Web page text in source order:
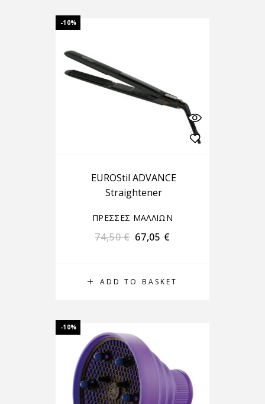
-10%
ADD TO BASKET
EUROStil ADVANCE
Straightener
ΠΡΕΣΣΕΣ ΜΑΛΛΙΩΝ
74,50€ 67,05 €
-10%